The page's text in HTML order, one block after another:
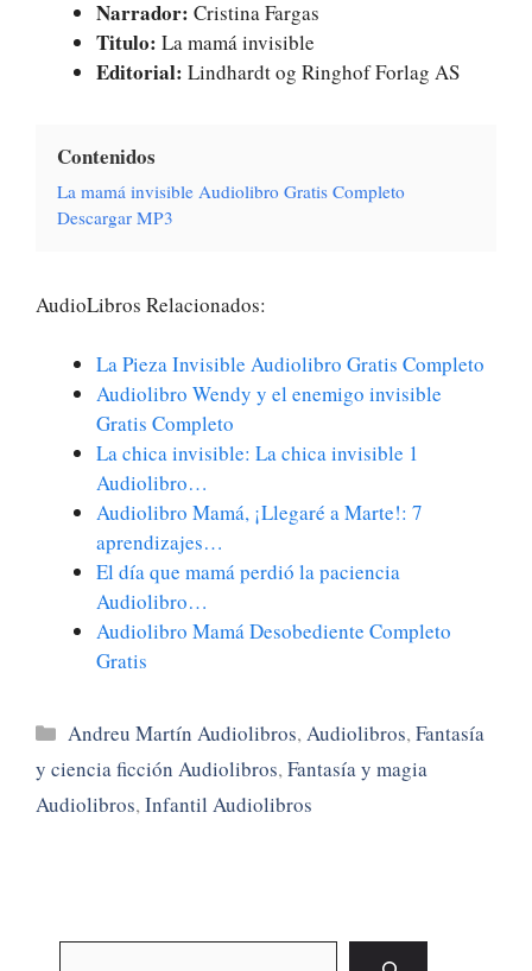
Narrador: Cristina Fargas
Titulo: La mamá invisible
Editorial: Lindhardt og Ringhof Forlag AS
Contenidos
La mamá invisible Audiolibro Gratis Completo
Descargar MP3
AudioLibros Relacionados:
La Pieza Invisible Audiolibro Gratis Completo
Audiolibro Wendy y el enemigo invisible
Gratis Completo
La chica invisible: La chica invisible 1
Audiolibro…
Audiolibro Mamá, ¡Llegaré a Marte!: 7
aprendizajes…
El día que mamá perdió la paciencia
Audiolibro…
Audiolibro Mamá Desobediente Completo
Gratis
Categorías
Andreu Martín Audiolibros,Audiolibros,Fantasía
y ciencia ficción Audiolibros,Fantasía y magia
Audiolibros,Infantil Audiolibros